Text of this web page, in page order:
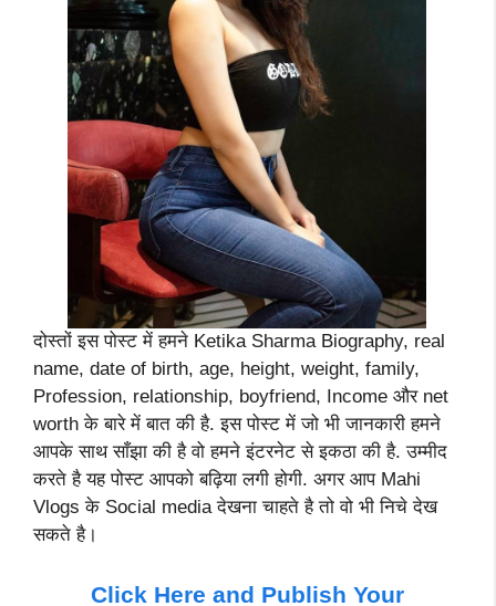
दोस्तों इस पोस्ट में हमने Ketika Sharma Biography, real
name, date of birth, age, height, weight, family,
Profession, relationship, boyfriend, Income और net
worth के बारे में बात की है. इस पोस्ट में जो भी जानकारी हमने
आपके साथ साँझा की है वो हमने इंटरनेट से इकठा की है. उम्मीद
करते है यह पोस्ट आपको बढ़िया लगी होगी. अगर आप Mahi
Vlogs के Social media देखना चाहते है तो वो भी निचे देख
सकते है।
Click Here and Publish Your